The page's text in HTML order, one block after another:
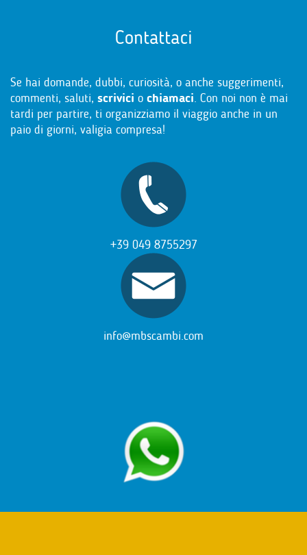
Contattaci
Se hai domande, dubbi, curiosità, o anche suggerimenti,
commenti, saluti, scrivici o chiamaci. Con noi non è mai
tardi per partire, ti organizziamo il viaggio anche in un
paio di giorni, valigia compresa!
+39 049 8755297
info@mbscambi.com